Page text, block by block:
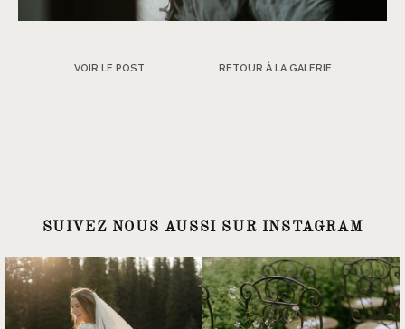
VOIR LE POST RETOUR À LA GALERIE
SUIVEZ NOUS AUSSI SUR INSTAGRAM